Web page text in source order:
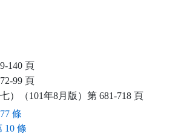
140 頁
99 頁
）（101年8月版）第 681-718 頁
條
10 條